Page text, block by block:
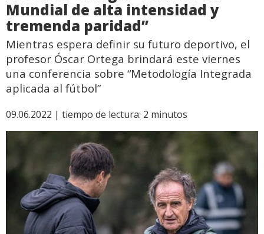
Mundial de alta intensidad y
tremenda paridad”
Mientras espera definir su futuro deportivo, el
profesor Óscar Ortega brindará este viernes
una conferencia sobre “Metodología Integrada
aplicada al fútbol”
09.06.2022 | tiempo de lectura: 2 minutos